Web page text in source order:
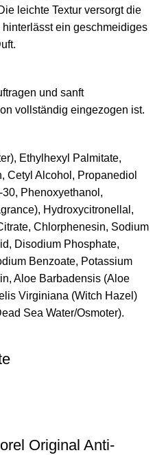
leichte Textur versorgt die
ein geschmeidiges
und sanft
vollständig eingezogen ist.
Ethylhexyl Palmitate,
Cetyl Alcohol, Propanediol
Phenoxyethanol,
Hydroxycitronellal,
Chlorphenesin, Sodium
Disodium Phosphate,
Benzoate, Potassium
Aloe Barbadensis (Aloe
Virginiana (Witch Hazel)
Sea Water/Osmoter).
Original Anti-